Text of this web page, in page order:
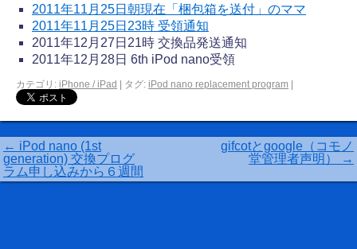
2011年11月25日朝現在「梱包箱を送付」のママ
2011年11月25日23時 受領通知
2011年12月27日21時 交換品発送通知
2011年12月28日 6th iPod nano受領
カテゴリ: iPhone / iPad タグ: iPod nano replacement program
← iPod nano (1st
generation) 交換プログ
ラム申し込みから６週間
gifcotとgoogle（コモノ
堂管理者声明）
→